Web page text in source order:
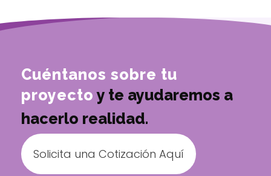
Cuéntanos sobre tu
proyecto y te ayudaremos a
hacerlo realidad.
Solicita una Cotización Aquí